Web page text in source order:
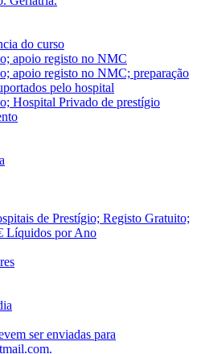
do curso
apoio registo no NMC
apoio registo no NMC; preparação
pelo hospital
Hospital Privado de prestígio
de Prestígio; Registo Gratuito;
Líquidos por Ano
ser enviadas para